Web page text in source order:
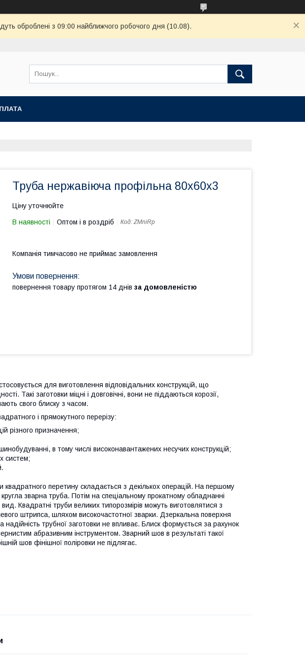
оброблені з 09:00 найближчого робочого дня (10.08).
Труба нержавіюча профільна 80х60х3
Ціну уточнюйте
В наявності Оптом і в роздріб Код: ZMniRp
Компанія тимчасово не приймає замовлення
повернення товару протягом 14 днів за домовленістю
для виготовлення відповідальних конструкцій, що
Такі заготовки міцні і довговічні, вони не піддаються корозії,
свого блиску з часом.
і прямокутного перерізу:
різного призначення;
в тому числі високонавантажених несучих конструкцій;
систем;
квадратного перетину складається з декількох операцій. На першому
кругла зварна труба. Потім на спеціальному прокатному обладнанні
Квадратні труби великих типорозмірів можуть виготовлятися з
штрипса, шляхом високочастотної зварки. Дзеркальна поверхня
трубної заготовки не впливає. Блиск формується за рахунок
абразивним інструментом. Зварний шов в результаті такої
шов фінішної поліровки не підлягає.